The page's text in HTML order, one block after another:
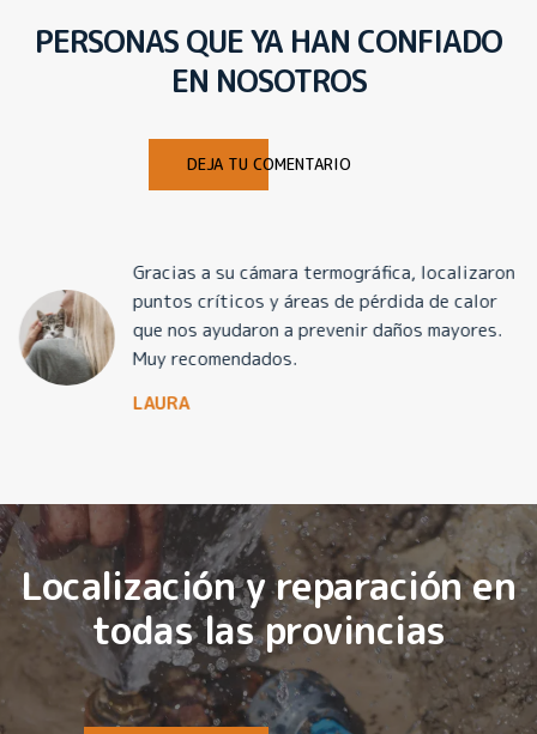
PERSONAS QUE YA HAN CONFIADO
EN NOSOTROS
DEJA TU COMENTARIO
Gracias a su cámara termográfica, localizaron
puntos críticos y áreas de pérdida de calor
que nos ayudaron a prevenir daños mayores.
Muy recomendados.
LAURA
Localización y reparación en
todas las provincias